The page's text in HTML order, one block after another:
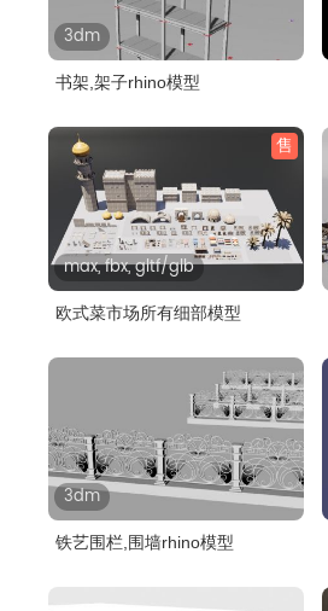
3dm
书架,架子rhino模型
售
max, fbx, gltf/glb
欧式菜市场所有细部模型
3dm
铁艺围栏,围墙rhino模型